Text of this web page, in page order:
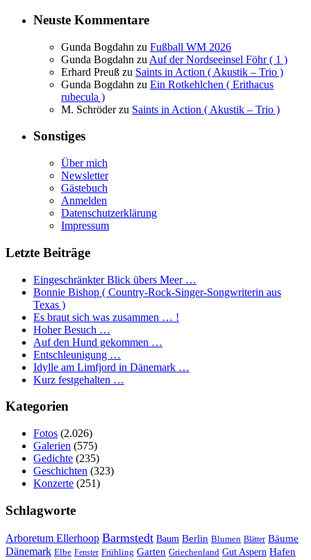
Neuste Kommentare
Gunda Bogdahn zu Fußball WM 2026
Gunda Bogdahn zu Auf der Nordseeinsel Föhr ( 1 )
Erhard Preuß zu Saints in Action ( Akustik – Trio )
Gunda Bogdahn zu Ein Rotkehlchen ( Erithacus
rubecula )
M. Schröderzu Saints in Action ( Akustik – Trio )
Sonstiges
Über mich
Newsletter
Gästebuch
Anmelden
Datenschutzerklärung
Impressum
Letzte Beiträge
Eingeschränkter Blick übers Meer …
Bonnie Bishop ( Country-Rock-Singer-Songwriterin aus
Texas )
Es braut sich was zusammen … !
Hoher Besuch …
Auf den Hund gekommen …
Entschleunigung …
Idylle am Limfjord in Dänemark …
Kurz festgehalten …
Kategorien
Fotos (2.026)
Galerien (575)
Gedichte (235)
Geschichten (323)
Konzerte (251)
Schlagworte
Arboretum Ellerhoop Barmstedt Baum Berlin Blumen Blätter Bäume
Dänemark Elbe Fenster Frühling Garten Griechenland Gut Aspern Hafen